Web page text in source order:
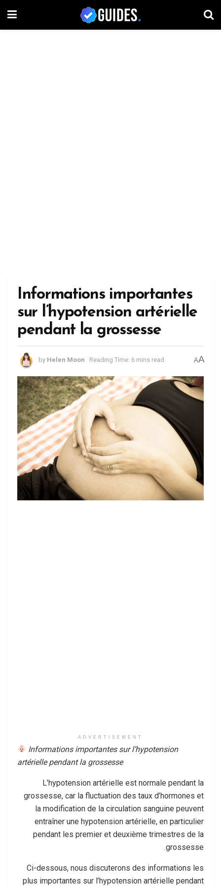
Informations importantes
sur l’hypotension artérielle
pendant la grossesse
by Helen Moon Reading Time: 6 mins read AA
ADVERTISEMENT
Informations importantes sur l’hypotension
artérielle pendant la grossesse
L’hypotension artérielle est normale pendant la
grossesse, car la fluctuation des taux d’hormones et
la modification de la circulation sanguine peuvent
entraîner une hypotension artérielle, en particulier
pendant les premier et deuxième trimestres de la
grossesse.
Ci-dessous, nous discuterons des informations les
plus importantes sur l’hypotension artérielle pendant